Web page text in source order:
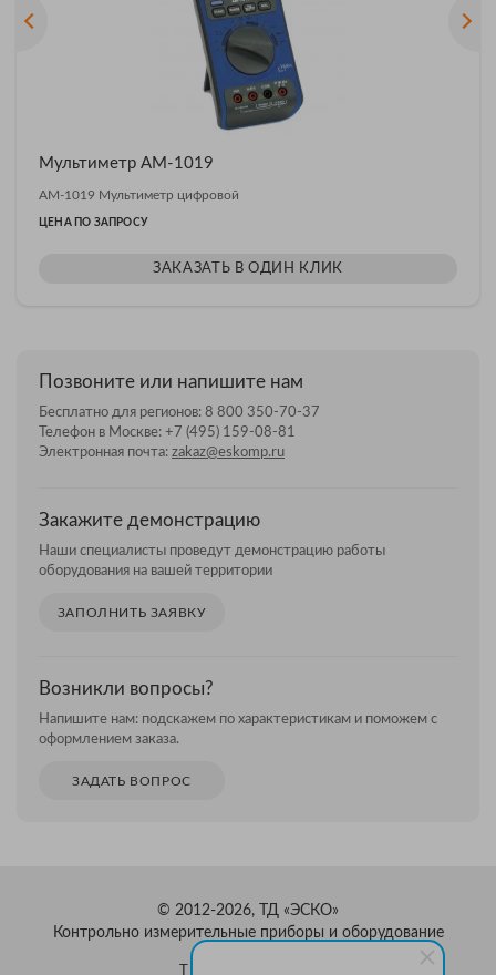
Мультиметр АМ-1019
АМ-1019 Мультиметр цифровой
ЦЕНА ПО ЗАПРОСУ
ЗАКАЗАТЬ В ОДИН КЛИК
Позвоните или напишите нам
Бесплатно для регионов: 8 800 350-70-37
Телефон в Москве: +7 (495) 159-08-81
Электронная почта: zakaz@eskomp.ru
Закажите демонстрацию
Наши специалисты проведут демонстрацию работы
оборудования на вашей территории
ЗАПОЛНИТЬ ЗАЯВКУ
Возникли вопросы?
Напишите нам: подскажем по характеристикам и поможем с
оформлением заказа.
ЗАДАТЬ ВОПРОС
© 2012-2026, ТД «ЭСКО»
Контрольно измерительные приборы и оборудование